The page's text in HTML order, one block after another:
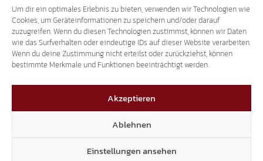
Um dir ein optimales Erlebnis zu bieten, verwenden wir Technologien wie
Cookies, um Geräteinformationen zu speichern und/oder darauf
zuzugreifen. Wenn du diesen Technologien zustimmst, können wir Daten
wie das Surfverhalten oder eindeutige IDs auf dieser Website verarbeiten.
Wenn du deine Zustimmung nicht erteilst oder zurückziehst, können
bestimmte Merkmale und Funktionen beeinträchtigt werden.
Akzeptieren
Ablehnen
Einstellungen ansehen
26.07.2018
THEMA DOPPELPASS
SVEN KNOLL BEI RAI3 – "AGORÀ ESTATE"